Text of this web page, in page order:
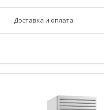
Доставка и оплата